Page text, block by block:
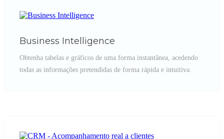
Business Intelligence
Obtenha tabelas e gráficos de uma forma instantânea, acedendo
todas as informações pretendidas de forma rápida e intuitiva.